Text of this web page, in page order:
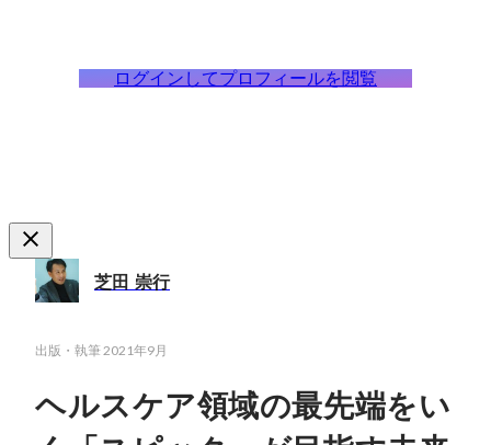
ログインしてプロフィールを閲覧
芝田 崇行
出版・執筆2021年9月
ヘルスケア領域の最先端をい